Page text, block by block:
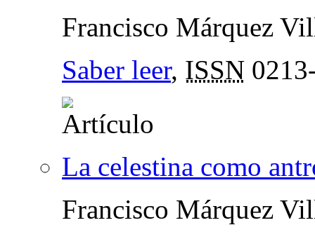
Francisco Márquez
Saber leer, ISSN
La celestina como
Francisco Márquez